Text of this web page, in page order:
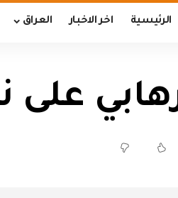
الرئيسية اخر الاخبار العراق